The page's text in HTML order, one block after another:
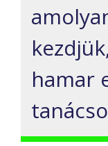
hamar